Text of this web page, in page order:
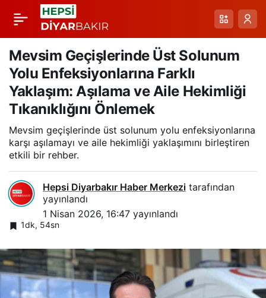
Mevsim Geçişlerinde Üst Solunum
Yolu Enfeksiyonlarına Farklı
Yaklaşım: Aşılama ve Aile Hekimliği
Tıkanıklığını Önlemek
Mevsim geçişlerinde üst solunum yolu enfeksiyonlarına
karşı aşılamayı ve aile hekimliği yaklaşımını birleştiren
etkili bir rehber.
Hepsi Diyarbakır Haber Merkezi tarafından
yayınlandı
1 Nisan 2026, 16:47 yayınlandı
1dk, 54sn
Mide Kanseri: Belirtiyi
Erken Fark Etmenin
Önemi ve Tedavi
Yaklaşımları
Paylaş